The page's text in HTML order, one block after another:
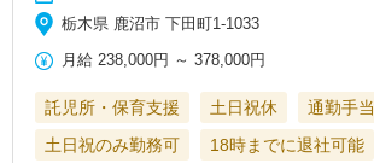
栃木県 鹿沼市 下田町1-1033
月給 238,000円 ～378,000円
託児所・保育支援 土日祝休
通勤手当
土日祝のみ勤務可
18時までに退社可能